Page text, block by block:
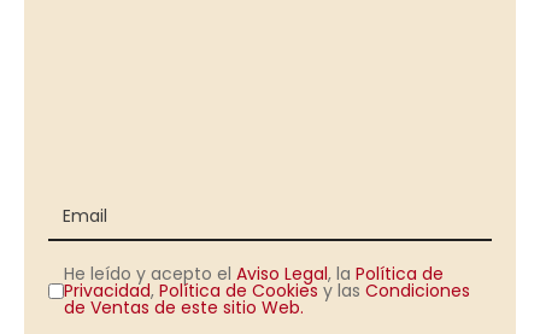
He leído y acepto el Aviso Legal, la Política de
Privacidad, Política de Cookies y las Condiciones
de Ventas de este sitio Web.